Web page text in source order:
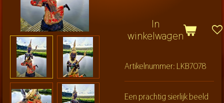
In
winkelwagen
Artikelnummer:LKB7078
Een prachtig sierlijk beeld